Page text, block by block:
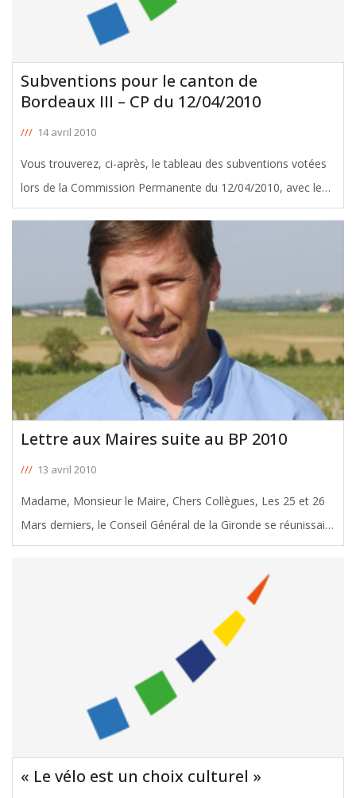
Subventions pour le canton de
Bordeaux III – CP du 12/04/2010
/// 14 avril 2010
Vous trouverez, ci-après, le tableau des subventions votées
lors de la Commission Permanente du 12/04/2010, avec le
soutien de Michel Duchène, Conseiller Général de Bordeaux
III. Télécharger le tableau
Lettre aux Maires suite au BP 2010
/// 13 avril 2010
Madame, Monsieur le Maire, Chers Collègues, Les 25 et 26
Mars derniers, le Conseil Général de la Gironde se réunissait
en assemblée plénière pour le vote du budget primitif et des
taux d’imposition 2010. Ce budget est marqué par l’arrêt des
« Le vélo est un choix culturel »